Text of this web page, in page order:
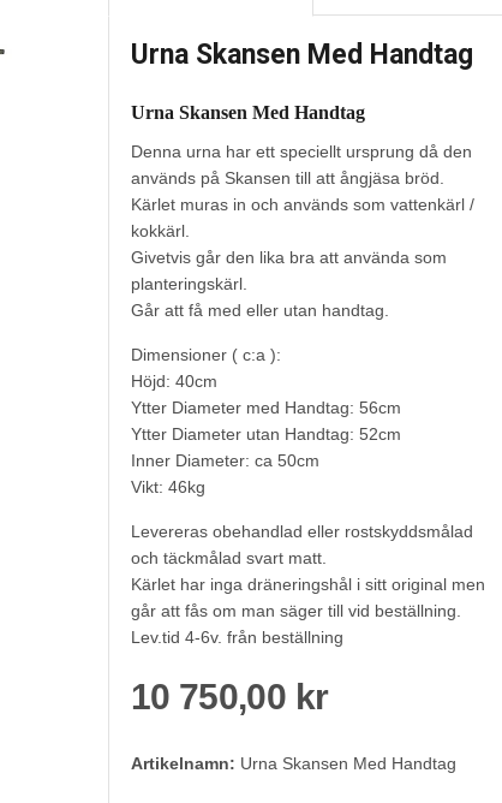
Urna Skansen Med Handtag
Urna Skansen Med Handtag
Denna urna har ett speciellt ursprung då den
används på Skansen till att ångjäsa bröd.
Kärlet muras in och används som vattenkärl /
kokkärl.
Givetvis går den lika bra att använda som
planteringskärl.
Går att få med eller utan handtag.
Dimensioner ( c:a ):
Höjd: 40cm
Ytter Diameter med Handtag: 56cm
Ytter Diameter utan Handtag: 52cm
Inner Diameter: ca 50cm
Vikt: 46kg
Levereras obehandlad eller rostskyddsmålad
och täckmålad svart matt.
Kärlet har inga dräneringshål i sitt original men
går att fås om man säger till vid beställning.
Lev.tid 4-6v. från beställning
10 750,00 kr
Artikelnamn: Urna Skansen Med Handtag